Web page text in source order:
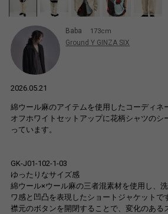
Baba 173cm
Ground Y GINZA SIX
2026.05.21
綿ウール麻のアイテムを使用したコーディネ
オフホワイトセットアップに花柄シャツのシ
っています。
GK-J01-102-1-03
ゆったりなサイズ感
綿ウール×ウール麻の三者混素材を使用し、
ワ感と凹凸を表現したショートジャケットで
襟元のボタンを開閉することで、変化のある